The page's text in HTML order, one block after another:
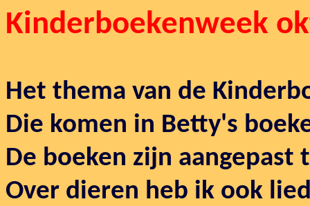
Kinderboekenweek
Het thema van de
Die komen in Betty's
De boeken zijn aangepast
Over dieren heb ik ook